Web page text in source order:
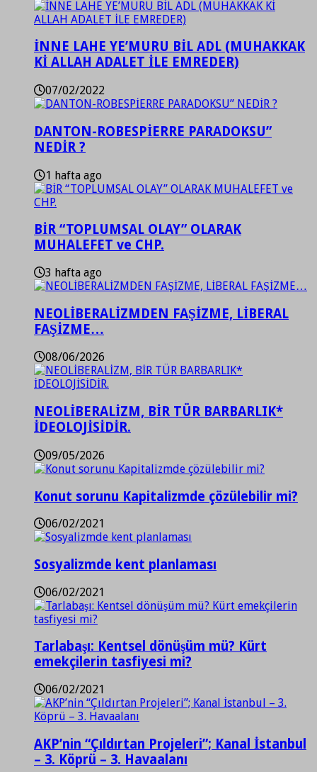
İNNE LAHE YE’MURU BİL ADL (MUHAKKAK
Kİ ALLAH ADALET İLE EMREDER)
07/02/2022
DANTON-ROBESPİERRE PARADOKSU”
NEDİR ?
1 hafta ago
BİR “TOPLUMSAL OLAY” OLARAK
MUHALEFET ve CHP.
3 hafta ago
NEOLİBERALİZMDEN FAŞİZME, LİBERAL
FAŞİZME…
08/06/2026
NEOLİBERALİZM, BİR TÜR BARBARLIK*
İDEOLOJİSİDİR.
09/05/2026
Konut sorunu Kapitalizmde çözülebilir mi?
06/02/2021
Sosyalizmde kent planlaması
06/02/2021
Tarlabaşı: Kentsel dönüşüm mü? Kürt
emekçilerin tasfiyesi mi?
06/02/2021
AKP’nin “Çıldırtan Projeleri”; Kanal İstanbul
– 3. Köprü – 3. Havaalanı